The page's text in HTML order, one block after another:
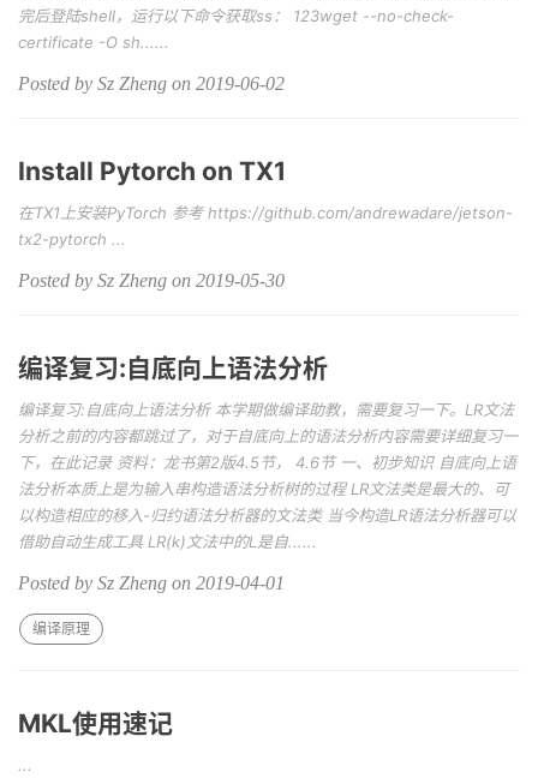
完后登陆shell，运行以下命令获取ss： 123wget --no-check-
certificate -O sh......
Posted by Sz Zheng on 2019-06-02
Install Pytorch on TX1
在TX1上安装PyTorch 参考 https://github.com/andrewadare/jetson-
tx2-pytorch ...
Posted by Sz Zheng on 2019-05-30
编译复习:自底向上语法分析
编译复习:自底向上语法分析 本学期做编译助教，需要复习一下。LR文法
分析之前的内容都跳过了，对于自底向上的语法分析内容需要详细复习一
下，在此记录 资料：龙书第2版4.5节， 4.6节 一、初步知识 自底向上语
法分析本质上是为输入串构造语法分析树的过程 LR文法类是最大的、可
以构造相应的移入-归约语法分析器的文法类 当今构造LR语法分析器可以
借助自动生成工具 LR(k)文法中的L是自......
Posted by Sz Zheng on 2019-04-01
编译原理
MKL使用速记
...